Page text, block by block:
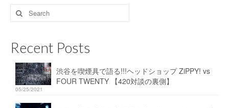
Search
for:
Recent Posts
渋谷を喫煙具で語る!!!ヘッドショップ ZiPPY! vs
FOUR TWENTY 【420対談の裏側】
05/25/2021